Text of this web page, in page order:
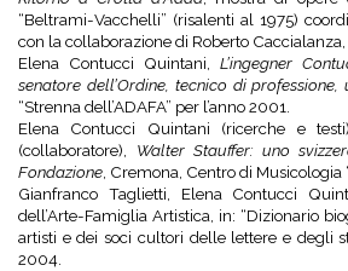
“Beltrami-Vacchelli” (risalenti al 1975)
con la collaborazione di Roberto
Elena Contucci Quintani, L’ingegner
senatore dell’Ordine, tecnico di
“Strenna dell’ADAFA” per l’anno 2001.
Elena Contucci Quintani (ricerche e
(collaboratore), Walter Stauffer: uno
Fondazione, Cremona, Centro di Musicologia
Gianfranco Taglietti, Elena Contucci
dell’Arte-Famiglia Artistica, in: “Dizionario
artisti e dei soci cultori delle lettere e degli
2004.